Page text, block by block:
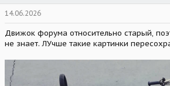
14.06.2026
Движок форума относительно старый,
не знает. ЛУчше такие картинки